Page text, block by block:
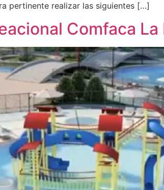
pertinente realizar las siguientes […]
Comfaca La